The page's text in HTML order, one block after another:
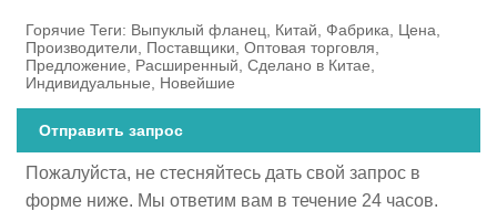
Горячие Теги: Выпуклый фланец, Китай, Фабрика, Цена,
Производители, Поставщики, Оптовая торговля,
Предложение, Расширенный, Сделано в Китае,
Индивидуальные, Новейшие
Отправить запрос
Пожалуйста, не стесняйтесь дать свой запрос в
форме ниже. Мы ответим вам в течение 24 часов.